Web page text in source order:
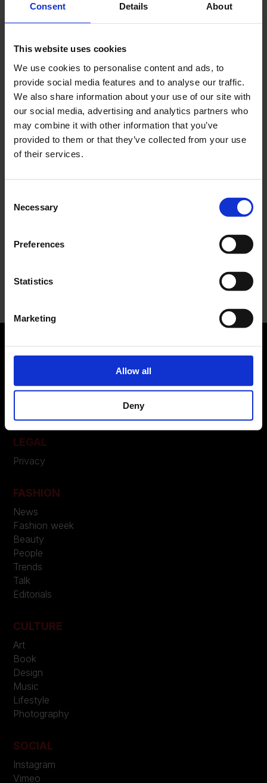
Consent Details About
This website uses cookies
We use cookies to personalise content and ads, to
provide social media features and to analyse our traffic.
We also share information about your use of our site with
our social media, advertising and analytics partners who
may combine it with other information that you’ve
provided to them or that they’ve collected from your use
of their services.
Selection
Necessary
Preferences
Statistics
Marketing
Allow all
Deny
Recent Posts
Dolce Vita Riviera
Le donne omeriche e l’eterna resistenza: il
coraggio di chi persiste all’ombra degli eroi
Slayyyter e il sogno decadente della provincia
americana: chi è la nuova anti-diva della musica
elettro-pop
collaborazione e il lancio della Gel-Resolution™ 5
L’universo crepuscolare di Miu Miu: Hailey Bieber e
Xiao Wen Ju sono le protagoniste della nuova
Nessun commento da mostrare.
LEGAL
Privacy
FASHION
News
Fashion week
Beauty
People
Trends
Talk
Editorials
CULTURE
Art
Book
Design
Music
Lifestyle
Photography
SOCIAL
Instagram
Vimeo